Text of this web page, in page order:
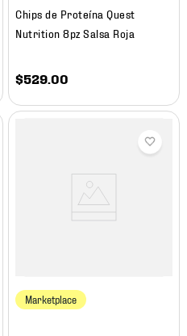
Chips de Proteína Quest
Nutrition 8pz Salsa Roja
$529 .00
Marketplace